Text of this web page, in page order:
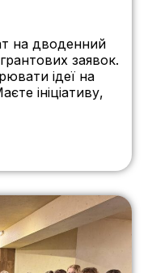
на дводенний
заявок.
ідеї на
ініціативу,